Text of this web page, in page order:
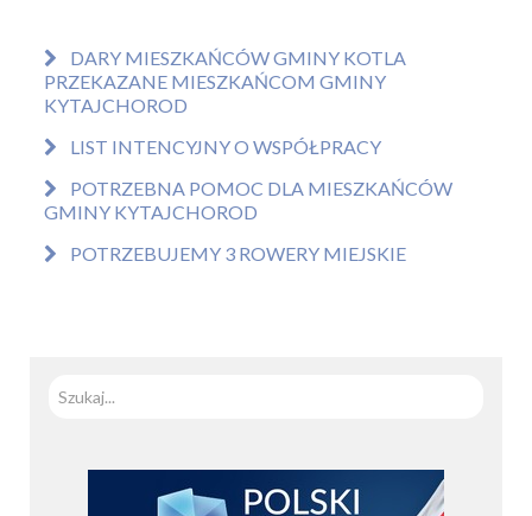
DARY MIESZKAŃCÓW GMINY KOTLA
PRZEKAZANE MIESZKAŃCOM GMINY
KYTAJCHOROD
LIST INTENCYJNY O WSPÓŁPRACY
POTRZEBNA POMOC DLA MIESZKAŃCÓW
GMINY KYTAJCHOROD
POTRZEBUJEMY 3 ROWERY MIEJSKIE